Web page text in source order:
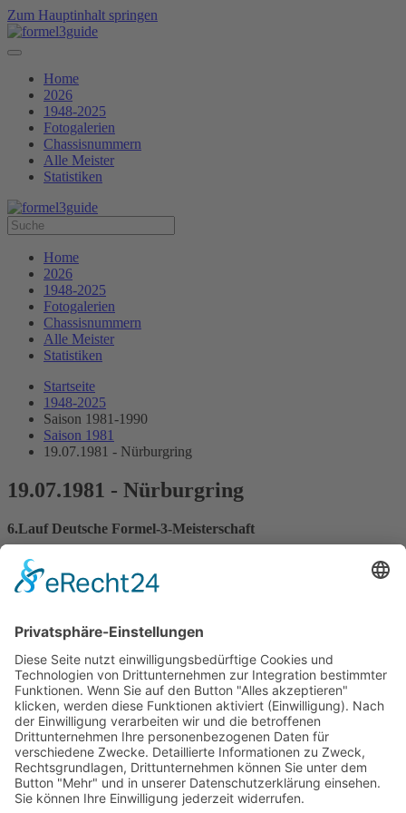
Zum Hauptinhalt springen
Home
2026
1948-2025
Fotogalerien
Chassisnummern
Alle Meister
Statistiken
Home
2026
1948-2025
Fotogalerien
Chassisnummern
Alle Meister
Statistiken
Startseite
1948-2025
Saison 1981-1990
Saison 1981
19.07.1981 - Nürburgring
19.07.1981 - Nürburgring
6.Lauf Deutsche Formel-3-Meisterschaft
Streckenskizze
Nennungsliste
Ergebnis Zeittraining 1
Original Zeitnahme
Ergebnis Zeittraining 2
Gesamtergebnis Zeittraining 1+2 Original Zeitnahme
Startaufstellung
Original Zeitnahme
Ergebnis Rennen
Original Zeitnahme